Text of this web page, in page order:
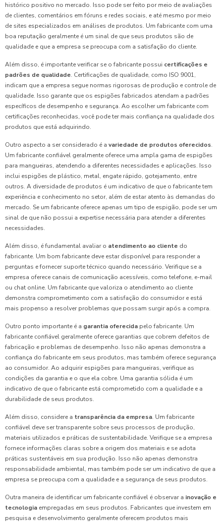
histórico positivo no mercado. Isso pode ser feito por meio de avaliações
de clientes, comentários em fóruns e redes sociais, e até mesmo por meio
de sites especializados em análises de produtos. Um fabricante com uma
boa reputação geralmente é um sinal de que seus produtos são de
qualidade e que a empresa se preocupa com a satisfação do cliente.
Além disso, é importante verificar se o fabricante possui certificações e
padrões de qualidade. Certificações de qualidade, como ISO 9001,
indicam que a empresa segue normas rigorosas de produção e controle de
qualidade. Isso garante que os espigões fabricados atendam a padrões
específicos de desempenho e segurança. Ao escolher um fabricante com
certificações reconhecidas, você pode ter mais confiança na qualidade dos
produtos que está adquirindo.
Outro aspecto a ser considerado é a variedade de produtos oferecidos.
Um fabricante confiável geralmente oferece uma ampla gama de espigões
para mangueiras, atendendo a diferentes necessidades e aplicações. Isso
inclui espigões de plástico, metal, engate rápido, gotejamento, entre
outros. A diversidade de produtos é um indicativo de que o fabricante tem
experiência e conhecimento no setor, além de estar atento às demandas do
mercado. Se um fabricante oferece apenas um tipo de espigão, pode ser um
sinal de que não possui a expertise necessária para atender a diferentes
necessidades.
Além disso, é fundamental avaliar o atendimento ao cliente do
fabricante. Um bom fabricante deve estar disponível para responder a
perguntas e fornecer suporte técnico quando necessário. Verifique se a
empresa oferece canais de comunicação acessíveis, como telefone, e-mail
ou chat online. Um fabricante que valoriza o atendimento ao cliente
demonstra comprometimento com a satisfação do consumidor e está
mais propenso a resolver problemas que possam surgir após a compra.
Outro ponto importante é a garantia oferecida pelo fabricante. Um
fabricante confiável geralmente oferece garantias que cobrem defeitos de
fabricação e problemas de desempenho. Isso não apenas demonstra a
confiança do fabricante em seus produtos, mas também oferece segurança
ao consumidor. Ao adquirir espigões para mangueiras, verifique as
condições da garantia e o que ela cobre. Uma garantia sólida é um
indicativo de que o fabricante está comprometido com a qualidade e a
durabilidade de seus produtos.
Além disso, considere a transparência da empresa. Um fabricante
confiável deve ser transparente sobre seus processos de produção,
materiais utilizados e práticas de sustentabilidade. Verifique se a empresa
fornece informações claras sobre a origem dos materiais e se adota
práticas sustentáveis em sua produção. Isso não apenas demonstra
responsabilidade ambiental, mas também pode ser um indicativo de que a
empresa se preocupa com a qualidade e a segurança de seus produtos.
Outra maneira de identificar um fabricante confiável é observar a inovação e
tecnologia empregadas em seus produtos. Fabricantes que investem em
pesquisa e desenvolvimento geralmente oferecem produtos mais